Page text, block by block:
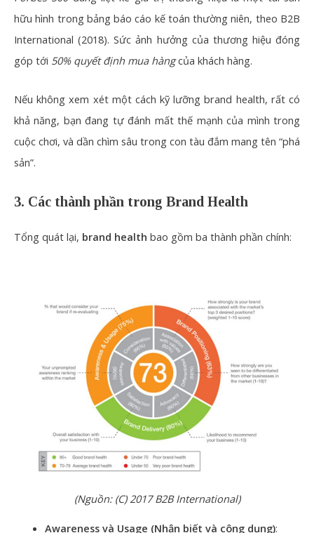
hữu hình trong bảng báo cáo kế toán thường niên, theo B2B
International (2018). Sức ảnh hưởng của thương hiệu đóng
góp tới 50% quyết định mua hàngcủa khách hàng.
Nếu không xem xét một cách kỹ lưỡng brand health, rất có
khả năng, bạn đang tự đánh mất thế mạnh của mình trong
cuộc chơi, và dần chìm sâu trong con tàu đắm mang tên “phá
sản”.
3. Các thành phần trong Brand Health
Tổng quát lại, brand health bao gồm ba thành phần chính:
(Nguồn: (C) 2017 B2B International)
Awareness và Usage (Nhận biết và công dụng):